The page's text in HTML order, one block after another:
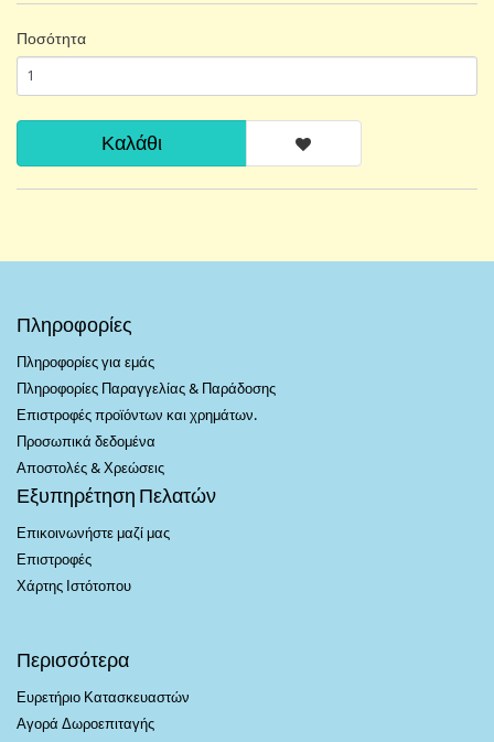
Ποσότητα
Καλάθι
Πληροφορίες
Πληροφορίες για εμάς
Πληροφορίες Παραγγελίας & Παράδοσης
Επιστροφές προϊόντων και χρημάτων.
Προσωπικά δεδομένα
Αποστολές & Χρεώσεις
Εξυπηρέτηση Πελατών
Επικοινωνήστε μαζί μας
Επιστροφές
Χάρτης Ιστότοπου
Περισσότερα
Ευρετήριο Κατασκευαστών
Αγορά Δωροεπιταγής